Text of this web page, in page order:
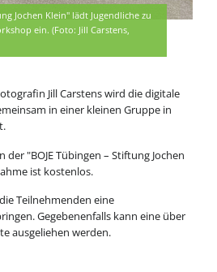
Jochen Klein" lädt Jugendliche zu
ein. (Foto: Jill Carstens,
Jill Carstens wird die digitale
in einer kleinen Gruppe in
"BOJE Tübingen – Stiftung Jochen
ist kostenlos.
Teilnehmenden eine
Gegebenenfalls kann eine über
ausgeliehen werden.